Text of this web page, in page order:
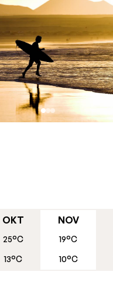
OKT
25°C
13°C
NOV
19°C
10°C